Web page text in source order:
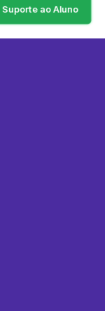
Suporte ao Aluno